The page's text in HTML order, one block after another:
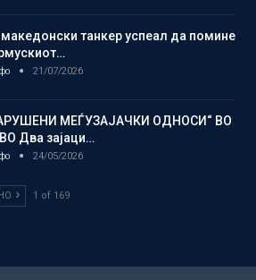
танкер успеал да помине
21/07/2026
МЕЃУЗАЈАЧКИ ОДНОСИ“ ВО
Два зајаци…
24/05/2026
1 of 169